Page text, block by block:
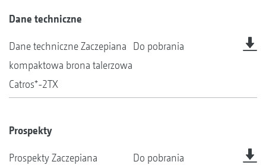
Dane techniczne
Dane techniczne Zaczepiana
kompaktowa brona talerzowa
Catros⁺-2TX
Do pobrania
Prospekty
Prospekty Zaczepiana
Do pobrania